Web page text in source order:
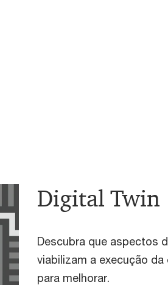
Digital Twin
Descubra que aspectos
viabilizam a execução
para melhorar.